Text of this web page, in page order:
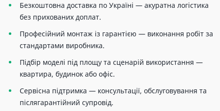
Безкоштовна доставка по Україні — акуратна логістика
без прихованих доплат.
Професійний монтаж із гарантією — виконання робіт за
стандартами виробника.
Підбір моделі під площу та сценарій використання —
квартира, будинок або офіс.
Сервісна підтримка — консультації, обслуговування та
післягарантійний супровід.